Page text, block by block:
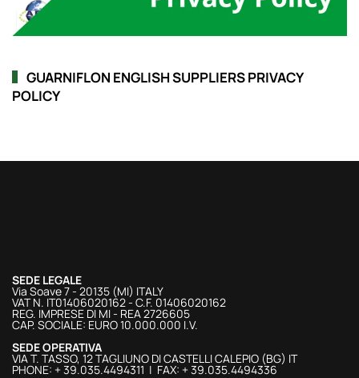
GUARNIFLON ENGLISH SUPPLIERS PRIVACY
POLICY
SEDE LEGALE
Via Soave 7 - 20135 (MI) ITALY
VAT N. IT01406020162 - C.F. 01406020162
REG. IMPRESE DI MI - REA 2726605
CAP. SOCIALE: EURO 10.000.000 I.V.
SEDE OPERATIVA
VIA T. TASSO, 12 TAGLIUNO DI CASTELLI CALEPIO (BG) IT
PHONE: + 39.035.4494311 | FAX: + 39.035.4494336